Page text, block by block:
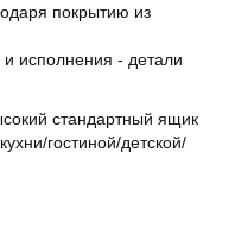
покрытию из
исполнения - детали
стандартный ящик
гостиной/детской/